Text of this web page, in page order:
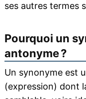
ses autres termes
Pourquoi un
antonyme ?
Un synonyme est
(expression) dont